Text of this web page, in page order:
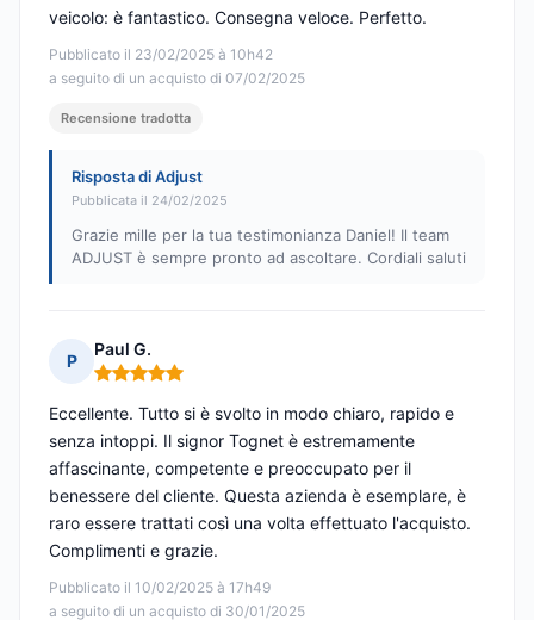
Pubblicato il 23/02/2025 à 10h42
a seguito di un acquisto di 07/02/2025
veicolo: è fantastico. Consegna veloce. Perfetto.
Recensione tradotta
Risposta di Adjust
Pubblicata il 24/02/2025
Grazie mille per la tua testimonianza Daniel! Il team
ADJUST è sempre pronto ad ascoltare. Cordiali saluti
P
Paul G.
Nota: 5 su 5
Pubblicato il 10/02/2025 à 17h49
a seguito di un acquisto di 30/01/2025
Eccellente. Tutto si è svolto in modo chiaro, rapido e
senza intoppi. Il signor Tognet è estremamente
affascinante, competente e preoccupato per il
benessere del cliente. Questa azienda è esemplare, è
raro essere trattati così una volta effettuato l'acquisto.
Complimenti e grazie.